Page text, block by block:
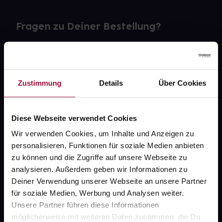
Zustimmung Details Über Cookies
Diese Webseite verwendet Cookies
Wir verwenden Cookies, um Inhalte und Anzeigen zu
personalisieren, Funktionen für soziale Medien anbieten
zu können und die Zugriffe auf unsere Webseite zu
analysieren. Außerdem geben wir Informationen zu
Deiner Verwendung unserer Webseite an unsere Partner
für soziale Medien, Werbung und Analysen weiter.
Unsere Partner führen diese Informationen
möglicherweise mit weiteren Daten zusammen, die Du
Fragen zu Deiner Bestellung?
gesund.de
Über uns
Karriere
Newsletter